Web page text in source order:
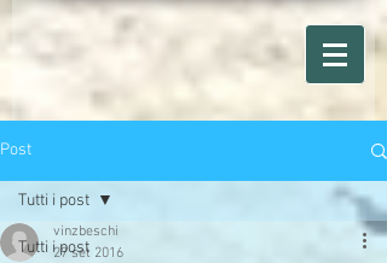
Post
Tutti i post
Tutti i post
vinzbeschi
27 set 2016